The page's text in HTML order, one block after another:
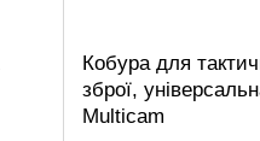
Кобура для
зброї,
Multicam